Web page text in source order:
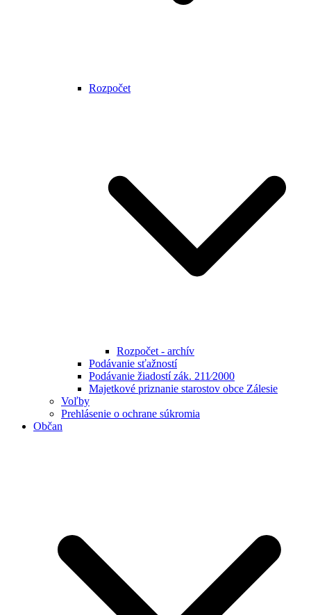
Rozpočet
Rozpočet - archív
Podávanie sťažností
Podávanie žiadostí zák. 211⁄2000
Majetkové priznanie starostov obce Zálesie
Voľby
Prehlásenie o ochrane súkromia
Občan